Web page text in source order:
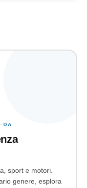
DA
sport e motori.
genere, esplora